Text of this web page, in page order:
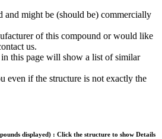
and might be (should be) commercially
of this compound or would like
us.
this page will show a list of similar
even if the structure is not exactly the
displayed) : Click the structure to show Details